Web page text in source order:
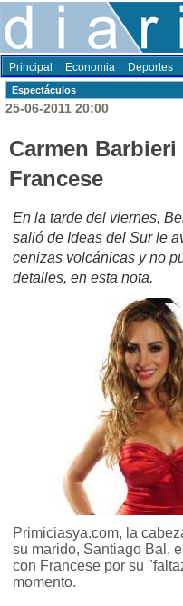
Principal Economia Deportes
Espectáculos
25-06-2011 20:00
Carmen
Francese
En la tarde del viernes,
salió de Ideas del Sur le
cenizas volcánicas y no
detalles, en esta nota.
Primiciasya.com, la
su marido, Santiago Bal,
con Francese por su
momento.